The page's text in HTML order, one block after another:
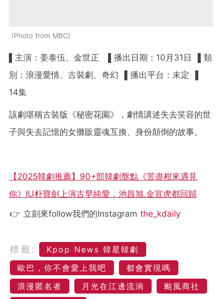
Photo from MBC
▌主演：姜泰伍、金世正 ▌播出日期：10月31日 ▌類
別：浪漫愛情、古裝劇、奇幻 ▌播出平台：未定 ▌
14集
該劇堪稱古裝版《秘密花園》，劇情講述失去笑容的世
子與失去記憶的女攤販靈魂互換、身份顛倒的故事。
【2025韓劇推薦】90+部韓劇盤點《苦盡柑來遇見
你》IU朴寶劍上演古早純愛，池昌旭.金宣虎都回歸
👉 立刻來follow我們的Instagram the_kdaily
標籤:
Kpop News 韓星韓劇
歐巴，你不會愛上我吧
都會實現嗎
浪漫匿名者
月光在江邊流淌
颱風商社